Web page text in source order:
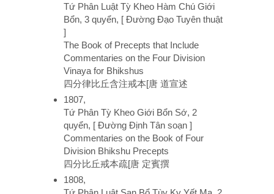
Tứ Phân Luật Tỳ Kheo Hàm Chú Giới
Bổn, 3 quyển, [ Đường Đạo Tuyên thuật
]
The Book of Precepts that Include
Commentaries on the Four Division
Vinaya for Bhikshus
四分律比丘含注戒本[唐 道宣述
1807,
Tứ Phân Tỳ Kheo Giới Bổn Sớ, 2
quyển, [ Đường Định Tân soạn ]
Commentaries on the Book of Four
Division Bhikshu Precepts
四分比丘戒本疏[唐 定賓撰
1808,